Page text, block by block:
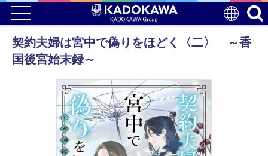
契約夫婦は宮中で偽りをほどく〈二〉 ～香
国後宮始末録～